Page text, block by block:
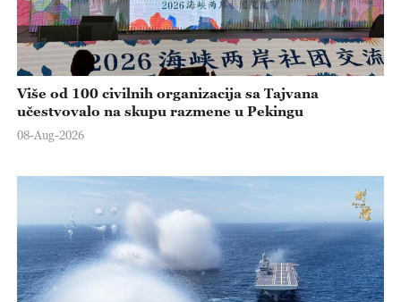
Više od 100 civilnih organizacija sa Tajvana
učestvovalo na skupu razmene u Pekingu
08-Aug-2026